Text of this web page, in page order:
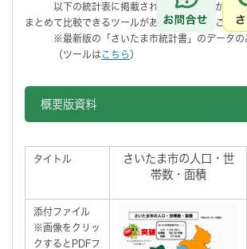
以下の統計表に掲載されているデータから、
まとめて比較できるツールがありますので、ご活用
※最新版の「さいたま市統計書」のデータのみ
（ツールは こちら ）
概要版資料
タイトル
さいたま市の人口・世
帯数・面積
添付ファイル
※画像をクリッ
クするとPDFフ